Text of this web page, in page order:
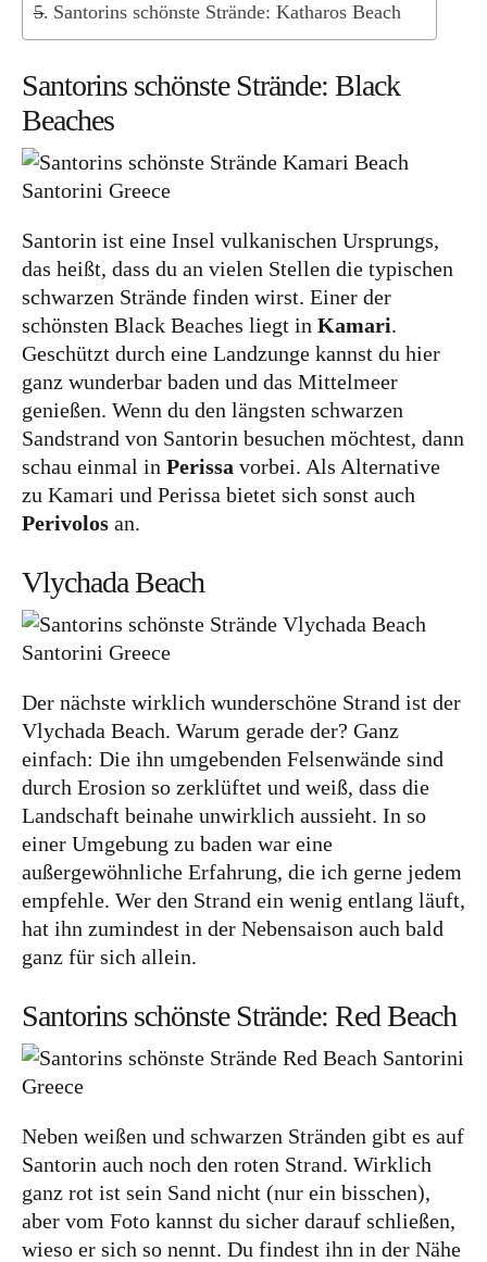
Baltikum
Lettland
Dänemark
Norwegen
Schweden
Osteuropa
Bosnien und Herzegowina
Kroatien
Moldau
Polen
Tschechien
Ungarn
Griechenland
Italien
Malta
Spanien
Zypern
Westeuropa
Deutschland
Nordirland
Irland
Luxemburg
Santorins schönste Strände: Katharos Beach
Santorins schönste Strände: Black
Beaches
Santorin ist eine Insel vulkanischen Ursprungs,
das heißt, dass du an vielen Stellen die typischen
schwarzen Strände finden wirst. Einer der
schönsten Black Beaches liegt in Kamari.
Geschützt durch eine Landzunge kannst du hier
ganz wunderbar baden und das Mittelmeer
genießen. Wenn du den längsten schwarzen
Sandstrand von Santorin besuchen möchtest, dann
schau einmal in Perissa vorbei. Als Alternative
zu Kamari und Perissa bietet sich sonst auch
Perivolos an.
Vlychada Beach
Der nächste wirklich wunderschöne Strand ist der
Vlychada Beach. Warum gerade der? Ganz
einfach: Die ihn umgebenden Felsenwände sind
durch Erosion so zerklüftet und weiß, dass die
Landschaft beinahe unwirklich aussieht. In so
einer Umgebung zu baden war eine
außergewöhnliche Erfahrung, die ich gerne jedem
empfehle. Wer den Strand ein wenig entlang läuft,
hat ihn zumindest in der Nebensaison auch bald
ganz für sich allein.
Santorins schönste Strände: Red Beach
Neben weißen und schwarzen Stränden gibt es auf
Santorin auch noch den roten Strand. Wirklich
ganz rot ist sein Sand nicht (nur ein bisschen),
aber vom Foto kannst du sicher darauf schließen,
wieso er sich so nennt. Du findest ihn in der Nähe